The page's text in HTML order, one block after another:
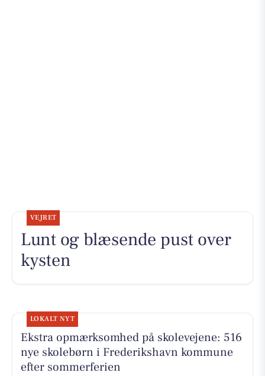
VEJRET
Lunt og blæsende pust over
kysten
LOKALT NYT
Ekstra opmærksomhed på skolevejene: 516
nye skolebørn i Frederikshavn kommune
efter sommerferien